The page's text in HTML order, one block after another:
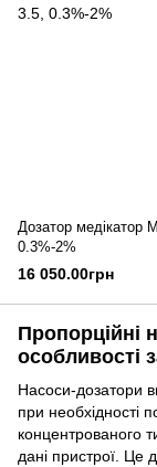
Дозатор медікатор
0.3%-2%
16 050.00грн
Пропорційні
особливості
Насоси-дозатори
при необхідності
концентрованого
дані пристрої. Це